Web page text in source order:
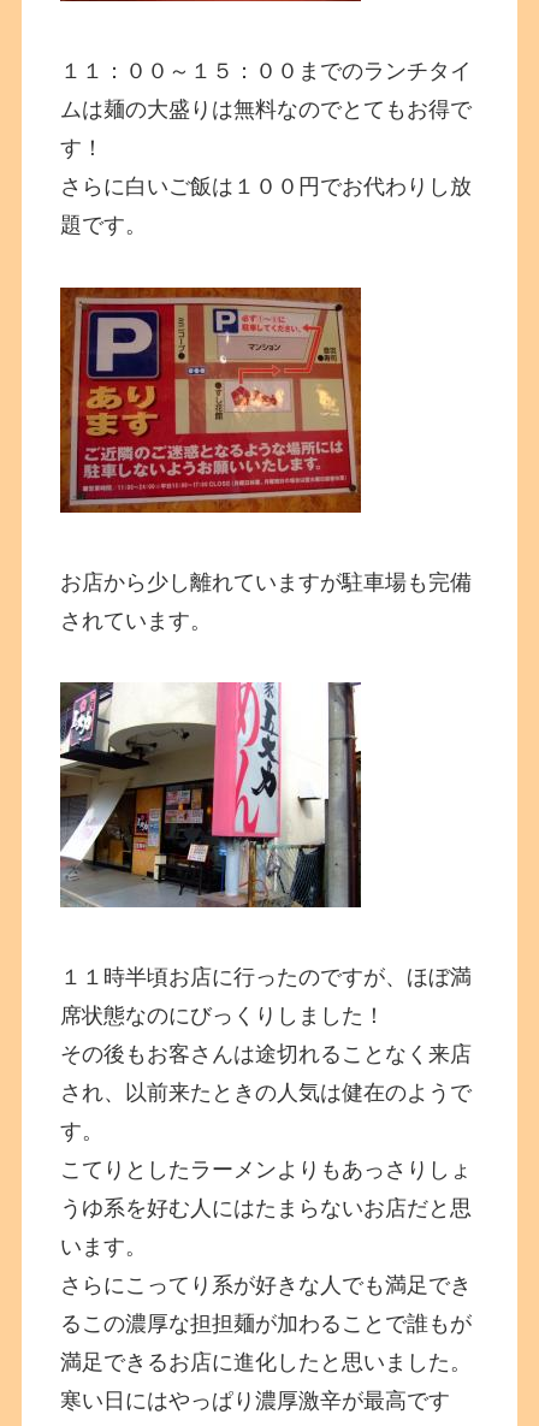
１１：００～１５：００までのランチタイ
ムは麺の大盛りは無料なのでとてもお得で
す！
さらに白いご飯は１００円でお代わりし放
題です。
お店から少し離れていますが駐車場も完備
されています。
１１時半頃お店に行ったのですが、ほぼ満
席状態なのにびっくりしました！
その後もお客さんは途切れることなく来店
され、以前来たときの人気は健在のようで
す。
こてりとしたラーメンよりもあっさりしょ
うゆ系を好む人にはたまらないお店だと思
います。
さらにこってり系が好きな人でも満足でき
るこの濃厚な担担麺が加わることで誰もが
満足できるお店に進化したと思いました。
寒い日にはやっぱり濃厚激辛が最高です